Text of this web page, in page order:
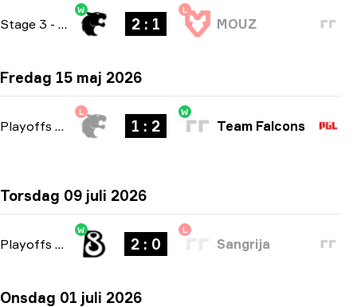
Stage 3 - bo3
W
2 : 1
L
MOUZ
Fredag 15 maj 2026
Playoffs bo3
L
1 : 2
W
Team Falcons
Torsdag 09 juli 2026
Playoffs bo3
W
2 : 0
L
Sangrija
Onsdag 01 juli 2026